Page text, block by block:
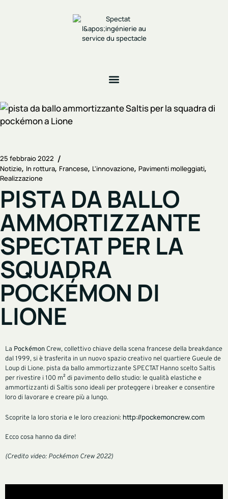
25 febbraio 2022
Notizie In rottura Francese L'innovazione Pavimenti molleggiati
Realizzazione
PISTA DA BALLO
AMMORTIZZANTE
SPECTAT PER LA
SQUADRA
POCKÉMON DI
LIONE
La Pockémon Crew, collettivo chiave della scena francese della breakdance
dal 1999, si è trasferita in un nuovo spazio creativo nel quartiere Gueule de
Loup di Lione. pista da ballo ammortizzante SPECTAT Hanno scelto Saltis
per rivestire i 100 m² di pavimento dello studio: le qualità elastiche e
ammortizzanti di Saltis sono ideali per proteggere i breaker e consentire
loro di lavorare e creare più a lungo.
Scoprite la loro storia e le loro creazioni: http://pockemoncrew.com
Ecco cosa hanno da dire!
(Credito video: Pockémon Crew 2022)